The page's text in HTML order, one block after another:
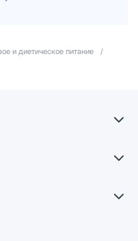
и диетическое питание
/